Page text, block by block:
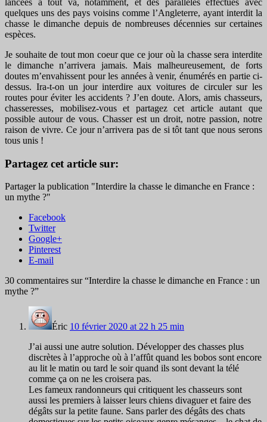
quelques uns des pays voisins comme l’Angleterre, ayant interdit la
chasse le dimanche depuis de nombreuses décennies sur certaines
espèces.
Je souhaite de tout mon coeur que ce jour où la chasse sera interdite
le dimanche n’arrivera jamais. Mais malheureusement, de forts
doutes m’envahissent pour les années à venir, énumérés en partie ci-
dessus. Ira-t-on un jour interdire aux voitures de circuler sur les
routes pour éviter les accidents ? J’en doute. Alors, amis chasseurs,
chasseresses, mobilisez-vous et partagez cet article autant que
possible autour de vous. Chasser est un droit, notre passion, notre
raison de vivre. Ce jour n’arrivera pas de si tôt tant que nous serons
tous unis !
Partagez cet article sur:
Partager la publication "Interdire la chasse le dimanche en France :
un mythe ?"
Facebook
Twitter
Google+
Pinterest
E-mail
30 commentaires sur “Interdire la chasse le dimanche en France : un
mythe ?”
Éric 10 février 2020 at 22 h 25 min
J’ai aussi une autre solution. Développer des chasses plus
discrètes à l’approche où à l’affût quand les bobos sont encore
au lit le matin ou tard le soir quand ils sont devant la télé
comme ça on ne les croisera pas.
Les fameux randonneurs qui critiquent les chasseurs sont
aussi les premiers à laisser leurs chiens divaguer et faire des
dégâts sur la petite faune. Sans parler des dégâts des chats